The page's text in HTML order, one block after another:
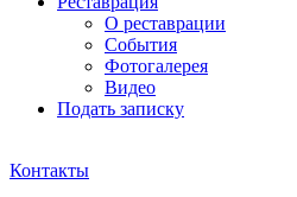
О реставрации
События
Фотогалерея
Видео
Подать записку
Контакты